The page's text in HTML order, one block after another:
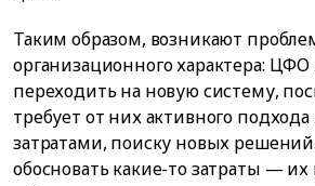
Таким образом, возникают
организационного характера: ЦФО
переходить на новую систему,
требует от них активного
затратами, поиску новых
обосновать какие-то затраты — их